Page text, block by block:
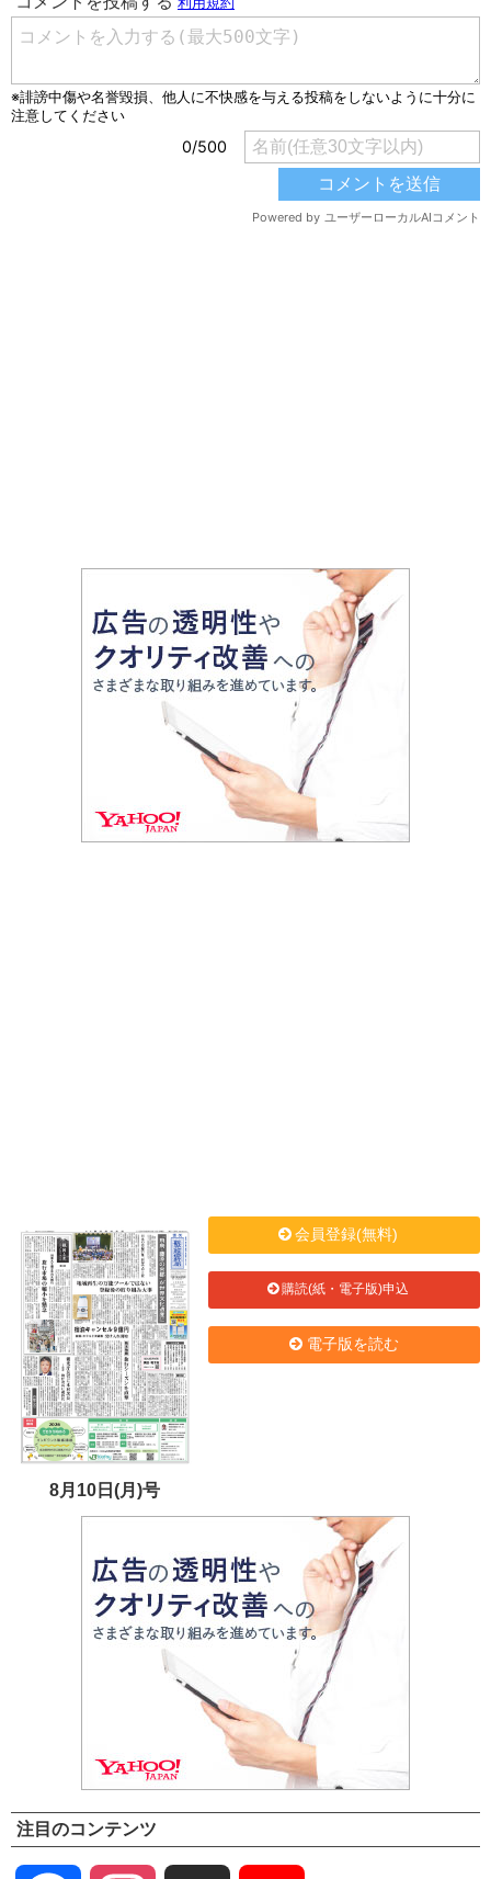
8月10日(月)号
会員登録(無料)
購読(紙・電子版)申込
電子版を読む
注目のコンテンツ